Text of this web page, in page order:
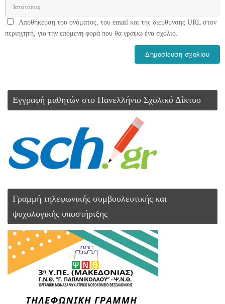
Αποθήκευση του ονόματος, του email και της διεύθυνσης URL στον
περιηγητή, για την επόμενη φορά που θα γράψω ένα σχόλιο.
Εγγραφή μαθητών στο Πανελλήνιο Σχολικό Δίκτυο
Γραμμή τηλεφωνικής συμβουλευτικής και
ψυχολογικής υποστήριξης